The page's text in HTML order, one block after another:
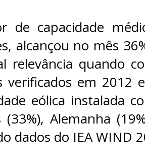
de capacidade
alcançou no mês
relevância quando
verificados em 2012
eólica instalada
(33%), Alemanha
dados do IEA WIND